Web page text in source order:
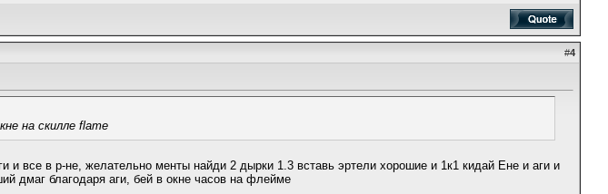
#4
на скилле flame
и все в р-не, желательно менты найди 2 дырки 1.3 вставь эртели хорошие и 1к1 кидай Ене и аги и
дмаг благодаря аги, бей в окне часов на флейме